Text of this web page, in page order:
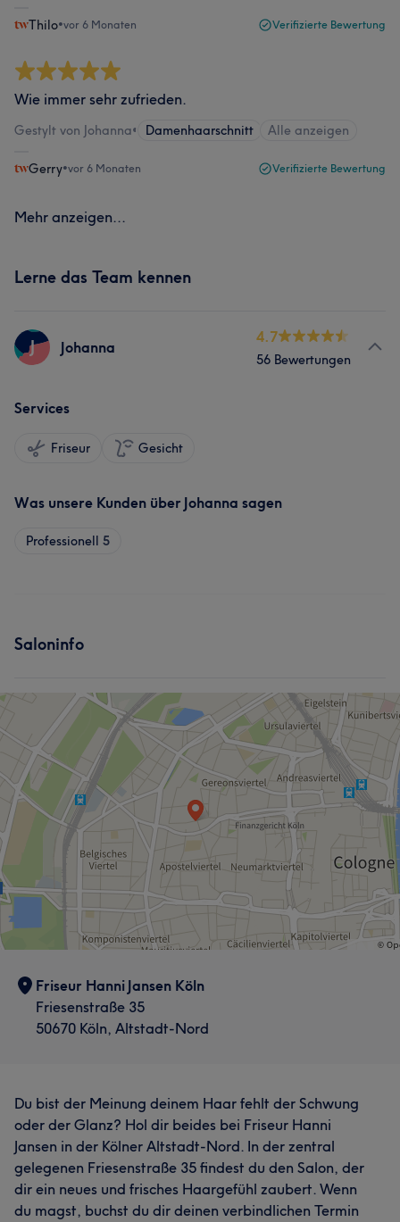
Thilo•vor 6 Monaten Verifizierte Bewertung
Wie immer sehr zufrieden.
Gestylt von Johanna• Damenhaarschnitt Alle anzeigen
Gerry•vor 6 Monaten Verifizierte Bewertung
Mehr anzeigen...
Lerne das Team kennen
J Johanna
4.7
56 Bewertungen
Services
Friseur Gesicht
Was unsere Kunden über Johanna sagen
Professionell 5
Saloninfo
Friseur Hanni Jansen Köln
Friesenstraße 35
50670 Köln, Altstadt-Nord
Du bist der Meinung deinem Haar fehlt der Schwung
oder der Glanz? Hol dir beides bei Friseur Hanni
Jansen in der Kölner Altstadt-Nord. In der zentral
gelegenen Friesenstraße 35 findest du den Salon, der
dir ein neues und frisches Haargefühl zaubert. Wenn
du magst, buchst du dir deinen verbindlichen Termin